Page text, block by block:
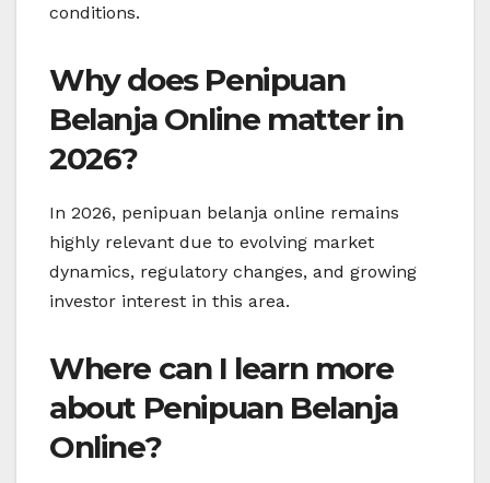
conditions.
Why does Penipuan
Belanja Online matter in
2026?
In 2026, penipuan belanja online remains
highly relevant due to evolving market
dynamics, regulatory changes, and growing
investor interest in this area.
Where can I learn more
about Penipuan Belanja
Online?